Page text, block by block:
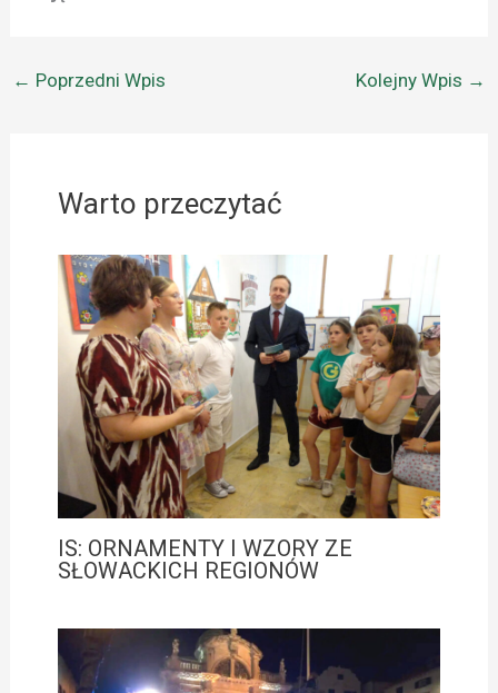
← Poprzedni Wpis Kolejny Wpis →
Warto przeczytać
IS: ORNAMENTY I WZORY ZE
SŁOWACKICH REGIONÓW